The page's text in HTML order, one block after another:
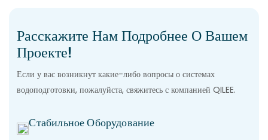
Расскажите Нам Подробнее О Вашем
Проекте!
Если у вас возникнут какие-либо вопросы о системах
водоподготовки, пожалуйста, свяжитесь с компанией QILEE.
Стабильное Оборудование